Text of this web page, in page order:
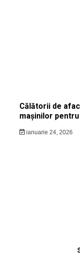
Călătorii de
mașinilor
ianuarie 24, 2026